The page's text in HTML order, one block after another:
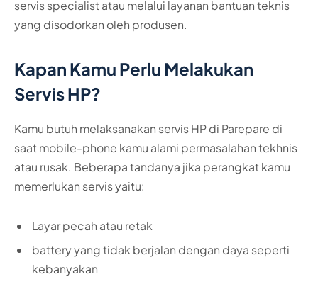
servis specialist atau melalui layanan bantuan teknis
yang disodorkan oleh produsen.
Kapan Kamu Perlu Melakukan
Servis HP?
Kamu butuh melaksanakan servis HP di Parepare di
saat mobile-phone kamu alami permasalahan tekhnis
atau rusak. Beberapa tandanya jika perangkat kamu
memerlukan servis yaitu:
Layar pecah atau retak
battery yang tidak berjalan dengan daya seperti
kebanyakan